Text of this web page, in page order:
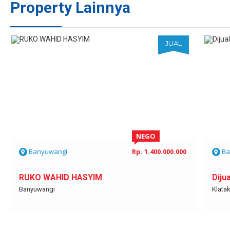
Property Lainnya
JUAL
Banyuwangi Rp. 1.400.000.000
NEGO
RUKO WAHID HASYIM
Banyuwangi